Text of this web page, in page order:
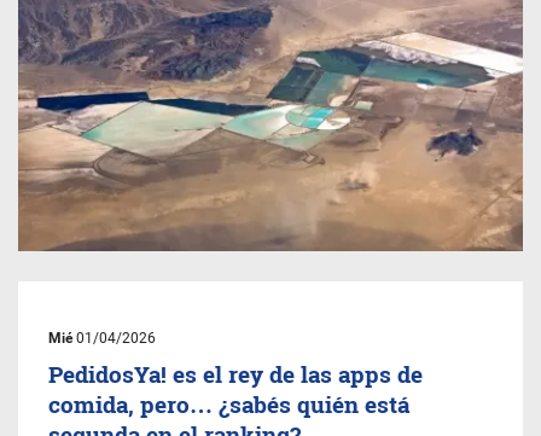
Mié01/04/2026
PedidosYa! es el rey de las apps de
comida, pero… ¿sabés quién está